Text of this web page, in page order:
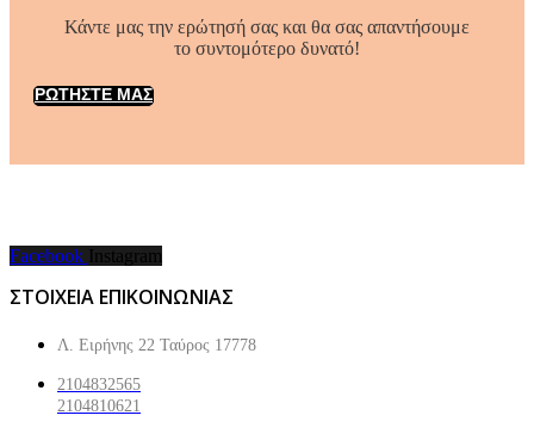
Κάντε μας την ερώτησή σας και θα σας απαντήσουμε
το συντομότερο δυνατό!
ΡΩΤΗΣΤΕ ΜΑΣ
Facebook Instagram
ΣΤΟΙΧΕΙΑ ΕΠΙΚΟΙΝΩΝΙΑΣ
Λ. Ειρήνης 22 Ταύρος 17778
2104832565
2104810621